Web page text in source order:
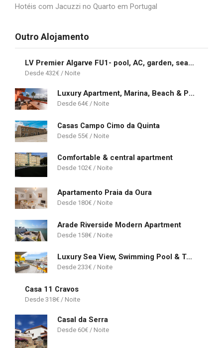
Hotéis com Jacuzzi no Quarto em Portugal
Outro Alojamento
LV Premier Algarve FU1- pool, AC, garden, sea view
432€
Luxury Apartment, Marina, Beach & Pool
64€
Casas Campo Cimo da Quinta
55€
Comfortable & central apartment
102€
Apartamento Praia da Oura
180€
Arade Riverside Modern Apartment
158€
Luxury Sea View, Swimming Pool & Tennis
233€
Casa 11 Cravos
318€
Casal da Serra
60€